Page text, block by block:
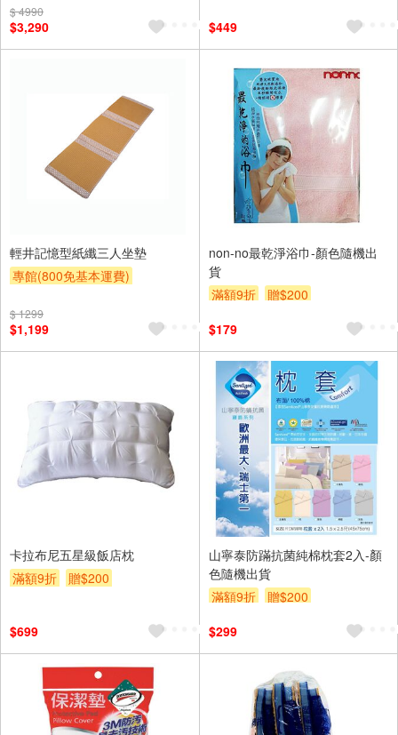
$ 4990
$3,290 $449
輕井記憶型紙纖三人坐墊
專館(800免基本運費)
$ 1299
$1,199
non-no最乾淨浴巾-顏色隨機出
貨
滿額9折
贈$200
$179
卡拉布尼五星級飯店枕
滿額9折
贈$200
$699
山寧泰防蹣抗菌純棉枕套2入-顏
色隨機出貨
滿額9折
贈$200
$299